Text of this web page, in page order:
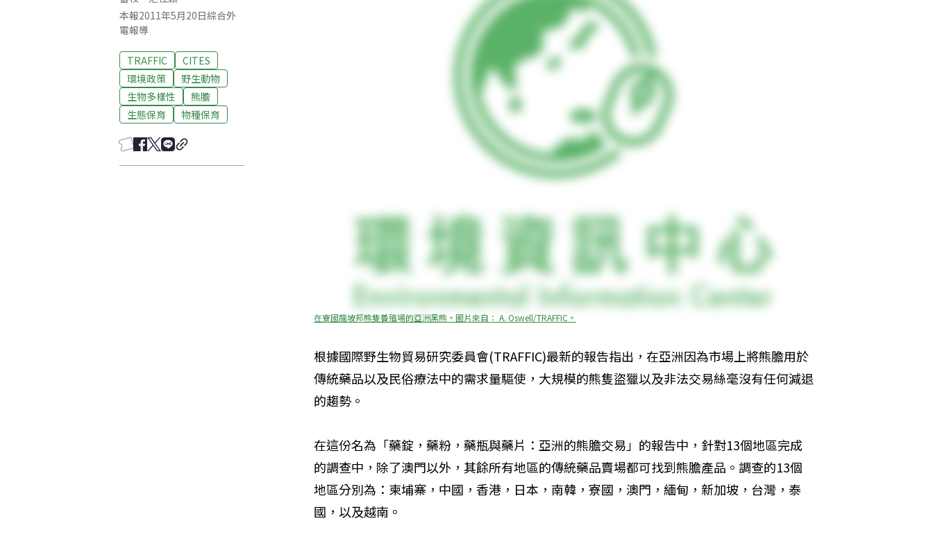
本報2011年5月20日綜合外
電報導
TRAFFIC
CITES
環境政策
野生動物
生物多樣性
熊膽
生態保育
物種保育
在寮國龍坡邦熊隻養殖場的亞洲黑熊。圖片來自： A. Oswell/TRAFFIC。
根據國際野生物貿易研究委員會(TRAFFIC)最新的報告指出，在亞洲因為市場上將熊膽用於
傳統藥品以及民俗療法中的需求量驅使，大規模的熊隻盜獵以及非法交易絲毫沒有任何減退
的趨勢。
在這份名為「藥錠，藥粉，藥瓶與藥片：亞洲的熊膽交易」的報告中，針對13個地區完成
的調查中，除了澳門以外，其餘所有地區的傳統藥品賣場都可找到熊膽產品。調查的13個
地區分別為：柬埔寨，中國，香港，日本，南韓，寮國，澳門，緬甸，新加坡，台灣，泰
國，以及越南。